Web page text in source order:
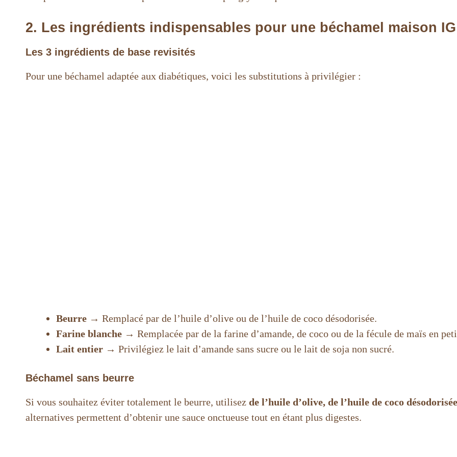
2. Les ingrédients indispensables pour une béchamel maison
Les 3 ingrédients de base revisités
Pour une béchamel adaptée aux diabétiques, voici les substitutions à privilégier :
Beurre → Remplacé par de l’huile d’olive ou de l’huile de coco désodorisée.
Farine blanche → Remplacée par de la farine d’amande, de coco ou de la fécule de maïs en
Lait entier → Privilégiez le lait d’amande sans sucre ou le lait de soja non sucré.
Béchamel sans beurre
Si vous souhaitez éviter totalement le beurre, utilisez de l’huile d’olive, de l’huile de coco
alternatives permettent d’obtenir une sauce onctueuse tout en étant plus digestes.